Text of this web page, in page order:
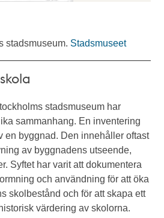
stadsmuseum. Stadsmuseet
stadsmuseum har
sammanhang. En inventering
en byggnad. Den innehåller oftast
av byggnadens utseende,
Syftet har varit att dokumentera
och användning för att öka
skolbestånd och för att skapa ett
värdering av skolorna.